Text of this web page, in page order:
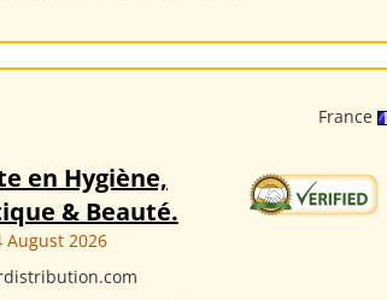
France
en Hygiène,
& Beauté.
August 2026